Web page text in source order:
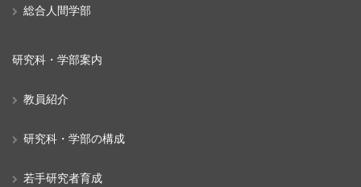
総合人間学部
研究科・学部案内
教員紹介
研究科・学部の構成
若手研究者育成